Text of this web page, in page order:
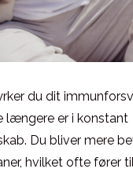
du dit
længere er i konstant
Du bliver mere
hvilket ofte fører